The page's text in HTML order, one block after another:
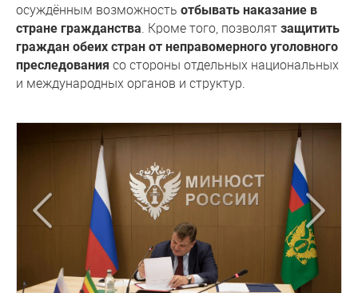
осуждённым возможность отбывать наказание в
стране гражданства . Кроме того, позволят защитить
граждан обеих стран от неправомерного уголовного
преследования со стороны отдельных национальных
и международных органов и структур.